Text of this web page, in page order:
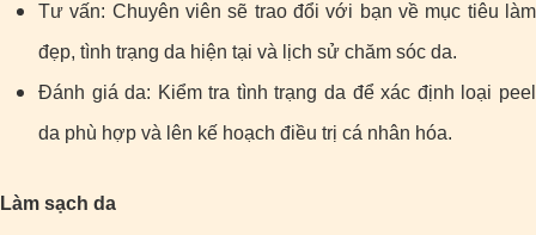
Tư vấn: Chuyên viên sẽ trao đổi với bạn về mục tiêu làm
đẹp, tình trạng da hiện tại và lịch sử chăm sóc da.
Đánh giá da: Kiểm tra tình trạng da để xác định loại peel
da phù hợp và lên kế hoạch điều trị cá nhân hóa.
Làm sạch da